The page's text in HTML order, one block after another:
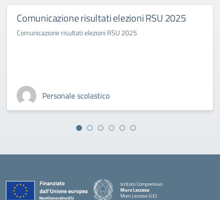
Comunicazione risultati elezioni RSU 2025
Comunicazione risultati elezioni RSU 2025
Personale scolastico
Istituto Comprensivo
Muro Leccese
Muro Leccese (LE)